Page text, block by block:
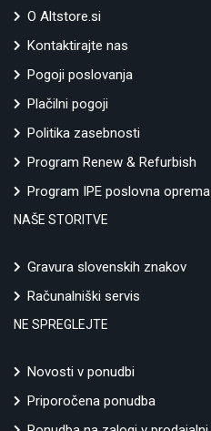
O Altstore.si
Kontaktirajte nas
Pogoji poslovanja
Plačilni pogoji
Politika zasebnosti
Program Renew & Refurbish
Program IPE poslovna oprema
NAŠE STORITVE
Gravura slovenskih znakov
Računalniški servis
NE SPREGLEJTE
Novosti v ponudbi
Priporočena ponudba